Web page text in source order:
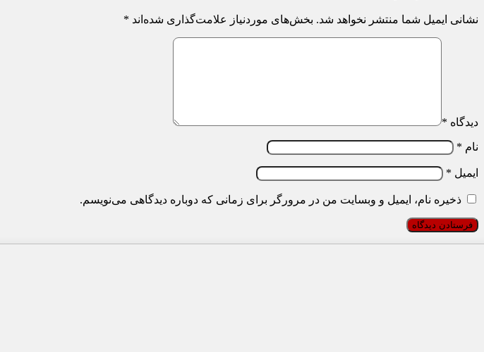
نشانی ایمیل شما منتشر نخواهد شد. بخش‌های موردنیاز علامت‌گذاری شده‌اند *
دیدگاه *
نام *
ایمیل *
ذخیره نام، ایمیل و وبسایت من در مرورگر برای زمانی که دوباره دیدگاهی می‌نویسم.